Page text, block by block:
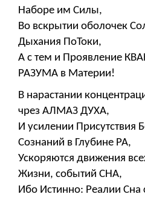
Наборе им Силы,
Во вскрытии оболочек
Дыхания ПоТоки,
А с тем и Проявление
РАЗУМА в Материи!
В нарастании
чрез АЛМАЗ ДУХА,
И усилении Присутствия
Сознаний в Глубине РА,
Ускоряются движения
Жизни, событий СНА,
Ибо Истинно: Реалии Сна